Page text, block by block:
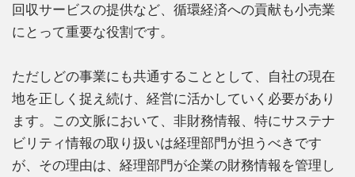
回収サービスの提供など、循環経済への貢献も小売業
にとって重要な役割です。
ただしどの事業にも共通することとして、自社の現在
地を正しく捉え続け、経営に活かしていく必要があり
ます。この文脈において、非財務情報、特にサステナ
ビリティ情報の取り扱いは経理部門が担うべきです
が、その理由は、経理部門が企業の財務情報を管理し